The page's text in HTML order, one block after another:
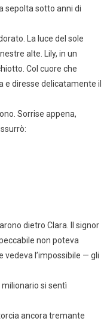
sepolta sotto anni di
La luce del sole
alte. Lily, in un
Col cuore che
e diresse delicatamente il
Sorrise appena,
dietro Clara. Il signor
non poteva
vedeva l’impossibile — gli
si sentì
ancora tremante